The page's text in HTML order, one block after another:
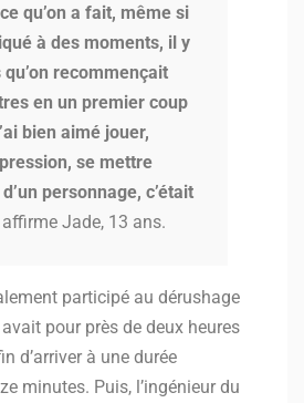
qu’on a fait, même si
à des moments, il y
recommençait
en un premier coup
bien aimé jouer,
se mettre
personnage, c’était
affirme Jade, 13 ans.
participé au dérushage
pour près de deux heures
d’arriver à une durée
minutes. Puis, l’ingénieur du